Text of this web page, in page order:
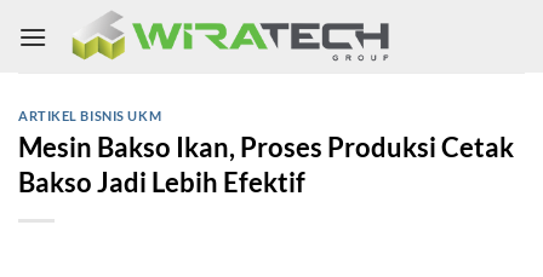
ARTIKEL BISNIS UKM
Mesin Bakso Ikan, Proses Produksi Cetak
Bakso Jadi Lebih Efektif